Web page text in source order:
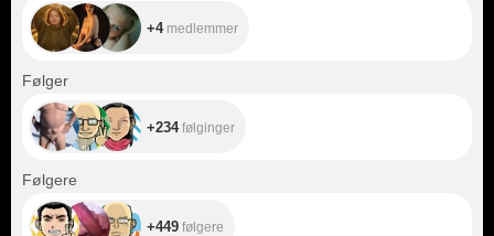
+4medlemmer
Følger
+234følginger
Følgere
+449 følgere